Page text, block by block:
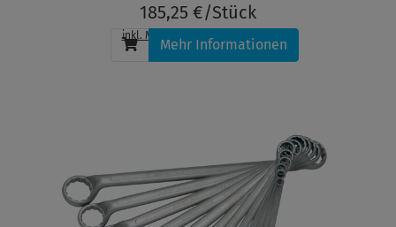
185,25 €/Stück
inkl. MwSt. , zzgl. Versandkosten
Mehr Informationen